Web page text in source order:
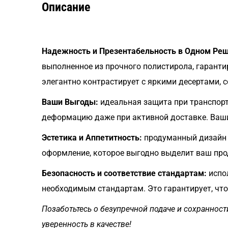
Описание
Надежность и Презентабельность в Одном
выполненное из прочного полистирола,
элегантно контрастирует с яркими
Ваши Выгоды: идеальная защита при
деформацию даже при активной доставке.
Эстетика и Аппетитность: продуманный дизайн
оформление, которое выгодно выделит ваш
Безопасность и соответствие стандартам:
необходимым стандартам. Это гарантирует,
Позаботьтесь о безупречной подаче и
уверенность в качестве!